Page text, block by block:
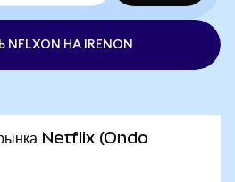
НА IRENON
Netflix (Ondo